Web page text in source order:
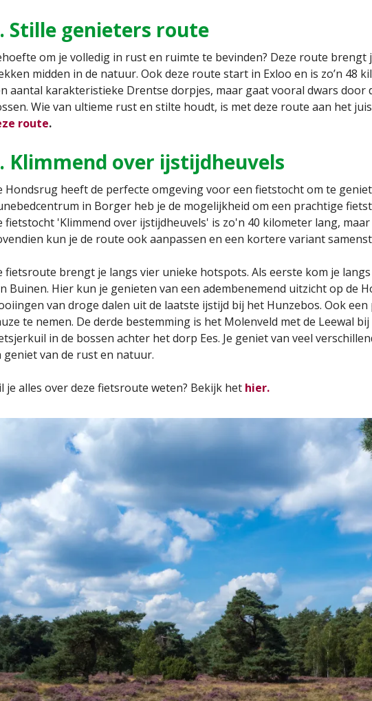
Stille genieters route
om je volledig in rust en ruimte te bevinden? Deze route brengt
midden in de natuur. Ook deze route start in Exloo en is zo’n 48
aantal karakteristieke Drentse dorpjes, maar gaat vooral dwars door
Wie van ultieme rust en stilte houdt, is met deze route aan het
route.
Klimmend over ijstijdheuvels
Hondsrug heeft de perfecte omgeving voor een fietstocht om te
in Borger heb je de mogelijkheid om een prachtige
fietstocht 'Klimmend over ijstijdheuvels' is zo'n 40 kilometer lang,
kun je de route ook aanpassen en een kortere variant
fietsroute brengt je langs vier unieke hotspots. Als eerste kom je
Buinen. Hier kun je genieten van een adembenemend uitzicht op de
van droge dalen uit de laatste ijstijd bij het Hunzebos. Ook
te nemen. De derde bestemming is het Molenveld met de Leewal
in de bossen achter het dorp Ees. Je geniet van veel
geniet van de rust en natuur.
je alles over deze fietsroute weten? Bekijk het hier.